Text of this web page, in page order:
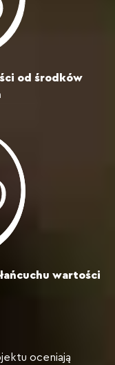
od środków
wartości
oceniają